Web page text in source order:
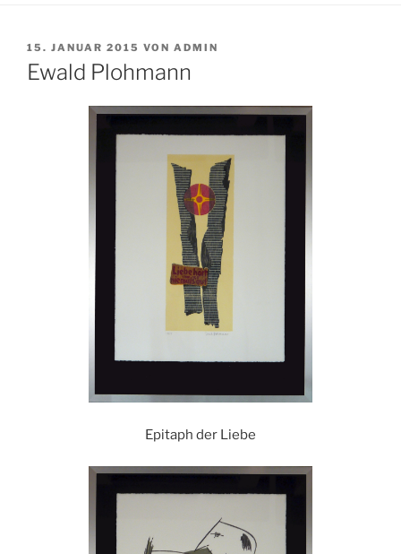
VERÖFFENTLICHT
AM
15. JANUAR 2015 VON ADMIN
Ewald Plohmann
Epitaph der Liebe